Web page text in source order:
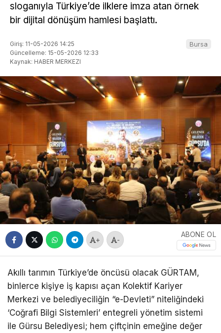
sloganıyla Türkiye’de ilklere imza atan örnek
bir dijital dönüşüm hamlesi başlattı.
Giriş: 11-05-2026 14:25
Güncelleme: 15-05-2026 12:33
Kaynak: HABER MERKEZI
Bursa
+ -
ABONE OL
Akıllı tarımın Türkiye’de öncüsü olacak GÜRTAM,
binlerce kişiye iş kapısı açan Kolektif Kariyer
Merkezi ve belediyeciliğin “e-Devleti” niteliğindeki
‘Coğrafi Bilgi Sistemleri’ entegreli yönetim sistemi
ile Gürsu Belediyesi; hem çiftçinin emeğine değer